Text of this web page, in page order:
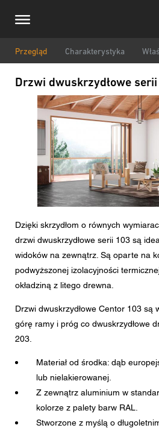
treści
Przegląd Charakterystyka
Drzwi dwuskrzydłowe
Obraz
Dzięki skrzydłom o równych
drzwi dwuskrzydłowe serii 103 są
widoków na zewnątrz. Są oparte na
podwyższonej izolacyjności
okładziną z litego drewna.
Drzwi dwuskrzydłowe Centor 103 są
górę ramy i próg co dwuskrzydłowe
203.
Materiał od środka: dąb
lub nielakierowanej.
Z zewnątrz aluminium w
kolorze z palety barw RAL.
Stworzone z myślą o
Prześlij zapytanie
Numer telefonu
Kod pocztowy
Jestem
Wiadomość
To pytanie sprawdza czy jesteś
wysyłaniu spamu.
DACH i BeNeLux
Ameryka